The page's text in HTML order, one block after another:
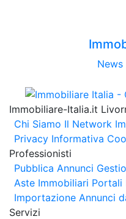
Immobiliare-Italia.it
Chi Siamo Il Network
Privacy Informativa
Professionisti
Pubblica Annunci
Aste Immobiliari Portali
Importazione Annunci
Servizi